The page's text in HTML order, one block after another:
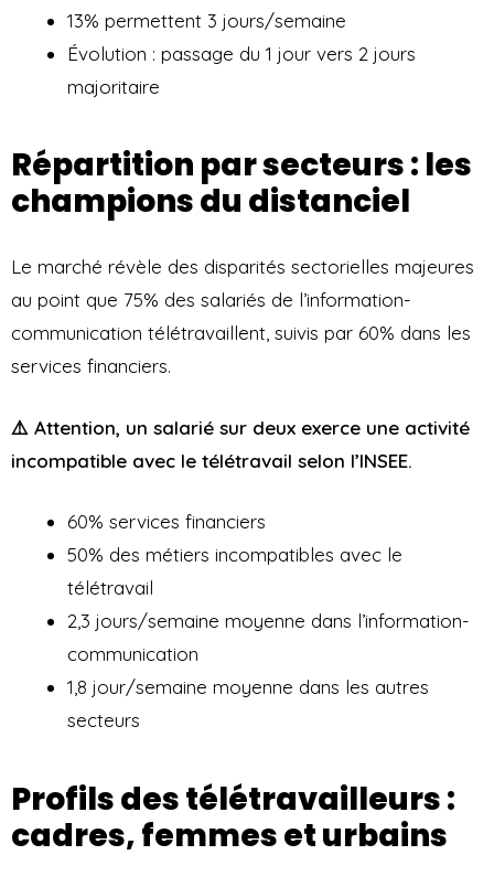
13% permettent 3 jours/semaine
Évolution : passage du 1 jour vers 2 jours
majoritaire
Répartition par secteurs : les
champions du distanciel
Le marché révèle des disparités sectorielles majeures
au point que 75% des salariés de l’information-
communication télétravaillent, suivis par 60% dans les
services financiers.
⚠️ Attention, un salarié sur deux exerce une activité
incompatible avec le télétravail selon l’INSEE.
60% services financiers
50% des métiers incompatibles avec le
télétravail
2,3 jours/semaine moyenne dans l’information-
communication
1,8 jour/semaine moyenne dans les autres
secteurs
Profils des télétravailleurs :
cadres, femmes et urbains